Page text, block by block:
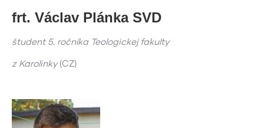
frt. Václav Plánka SVD
študent 5. ročníka Teologickej fakulty
z Karolinky(CZ)